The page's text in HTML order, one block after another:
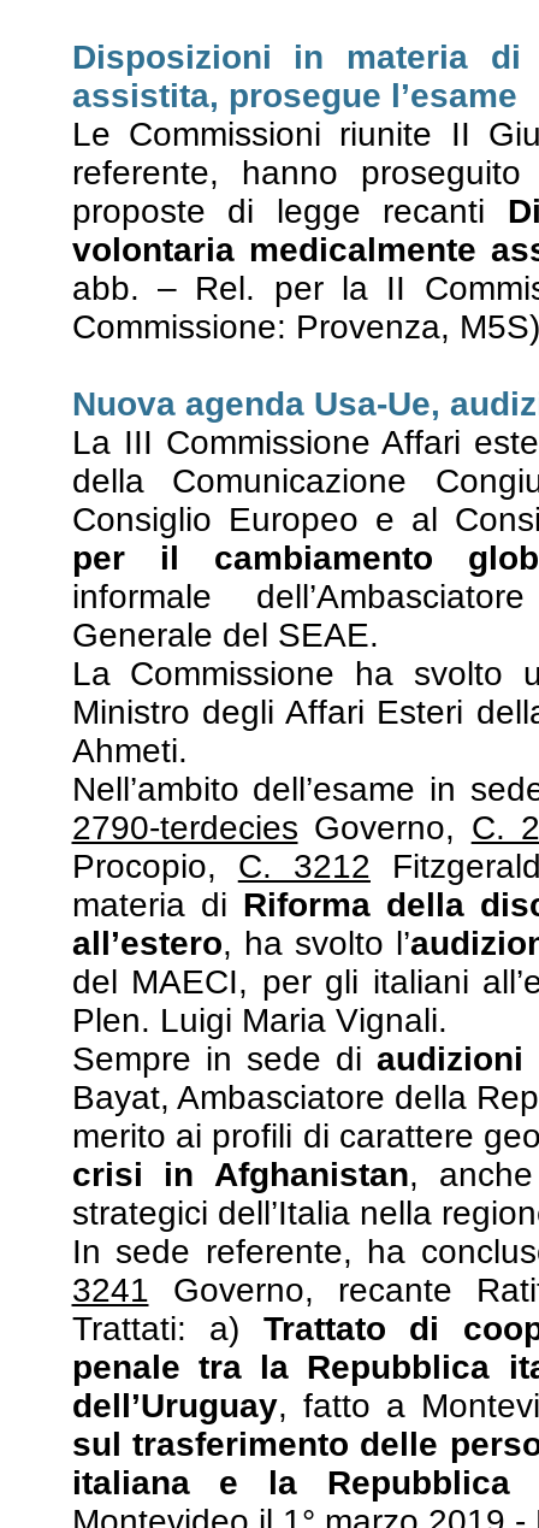
Disposizioni in materia di
assistita, prosegue l’esame
Le Commissioni riunite II
referente, hanno
proposte di legge recanti
volontaria medicalmente
abb. – Rel. per la II
Commissione: Provenza,
Nuova agenda Usa-Ue,
La III Commissione Affari
della Comunicazione
Consiglio Europeo e al
per il cambiamento
informale
Generale del SEAE.
La Commissione ha svolto
Ministro degli Affari Esteri
Ahmeti.
Nell’ambito dell’esame in
2790-terdecies Governo, C.
Procopio, C. 3212
materia di Riforma della
all’estero, ha svolto l’
del MAECI, per gli italiani
Plen. Luigi Maria Vignali.
Sempre in sede diaudizioni
Bayat, Ambasciatore della
merito ai profili di carattere
crisi in Afghanistan,
strategici dell’Italia nella
In sede referente, ha
3241 Governo, recante
Trattati: a) Trattato di
penale tra la Repubblica
dell’Uruguay, fatto a
sul trasferimento delle
italiana e la Repubblica